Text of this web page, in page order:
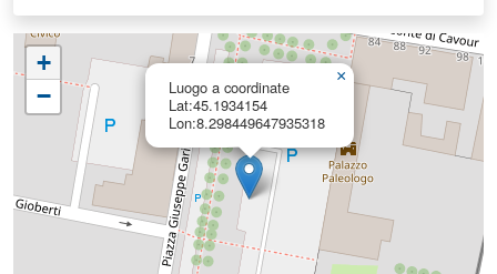
Luogo a coordinate
Lat:45.1934154
Lon:8.298449647935318
×
+
−